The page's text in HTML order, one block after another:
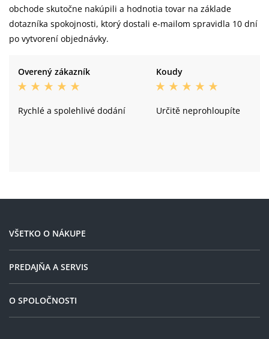
obchode skutočne nakúpili a hodnotia tovar na základe
dotazníka spokojnosti, ktorý dostali e-mailom spravidla 10 dní
po vytvorení objednávky.
Overený zákazník
Rychlé a spolehlivé dodání
Koudy
Určitě neprohloupíte
VŠETKO O NÁKUPE
PREDAJŇA A SERVIS
O SPOLOČNOSTI